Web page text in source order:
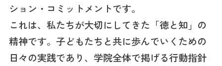
ション・コミットメントです。
これは、私たちが大切にしてきた「徳と知」の
精神です。子どもたちと共に歩んでいくための
日々の実践であり、学院全体で掲げる行動指針